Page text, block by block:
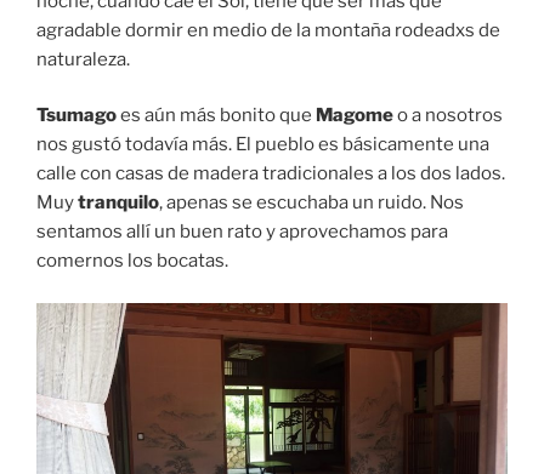
agradable dormir en medio de la montaña rodeadxs de
naturaleza.
Tsumagoes aún más bonito que Magomeo a nosotros
nos gustó todavía más. El pueblo es básicamente una
calle con casas de madera tradicionales a los dos lados.
Muytranquilo, apenas se escuchaba un ruido. Nos
sentamos allí un buen rato y aprovechamos para
comernos los bocatas.